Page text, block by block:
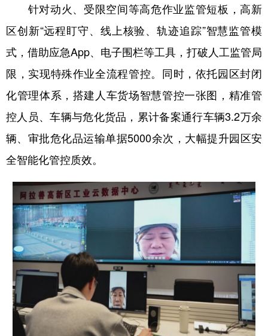
山东 河南 湖北 湖南
广东 广西 海南 重庆
四川 贵州 云南 西藏
陕西 甘肃 青海 宁夏
多语种频道
English Español Français عربى
Русский язык 한국어
Deutsch Português
针对动火、受限空间等高危作业监管短板，高新
区创新“远程盯守、线上核验、轨迹追踪”智慧监管模
式，借助应急App、电子围栏等工具，打破人工监管局
限，实现特殊作业全流程管控。同时，依托园区封闭
化管理体系，搭建人车货场智慧管控一张图，精准管
控人员、车辆与危化货品，累计备案通行车辆3.2万余
辆、审批危化品运输单据5000余次，大幅提升园区安
全智能化管控质效。